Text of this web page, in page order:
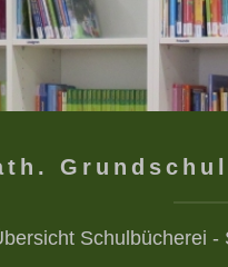
Schulbücherei -